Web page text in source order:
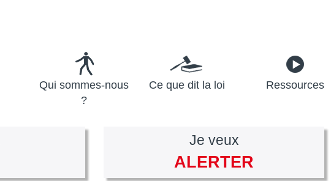
Qui sommes-nous
?
Ce que dit la loi Ressources
Je veux
ALERTER